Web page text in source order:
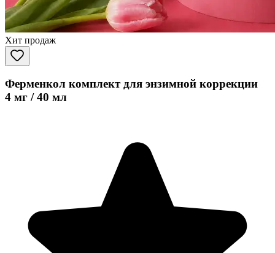
Хит продаж
Ферменкол комплект для энзимной коррекции
4 мг / 40 мл